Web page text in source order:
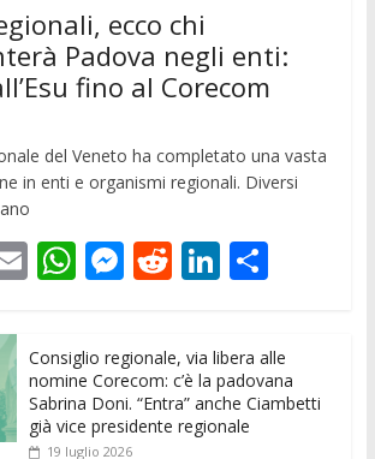
ecco chi
Padova negli enti:
fino al Corecom
del Veneto ha completato una vasta
in enti e organismi regionali. Diversi
E
l
W
at
s
A
M
e
n
R
di
t
Li
k
e
dI
C
n
di
vi
Consiglio regionale, via libera alle
nomine Corecom: c’è la padovana
Sabrina Doni. “Entra” anche Ciambetti
già vice presidente regionale
19 luglio 2026